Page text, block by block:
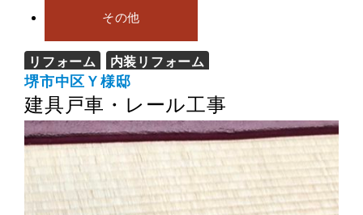
その他
リフォーム 内装リフォーム
堺市中区Ｙ様邸
建具戸車・レール工事